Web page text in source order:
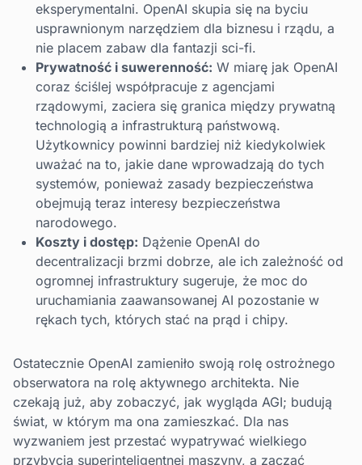
eksperymentalni. OpenAI skupia się na byciu
usprawnionym narzędziem dla biznesu i rządu, a
nie placem zabaw dla fantazji sci-fi.
Prywatność i suwerenność: W miarę jak OpenAI
coraz ściślej współpracuje z agencjami
rządowymi, zaciera się granica między prywatną
technologią a infrastrukturą państwową.
Użytkownicy powinni bardziej niż kiedykolwiek
uważać na to, jakie dane wprowadzają do tych
systemów, ponieważ zasady bezpieczeństwa
obejmują teraz interesy bezpieczeństwa
narodowego.
Koszty i dostęp: Dążenie OpenAI do
decentralizacji brzmi dobrze, ale ich zależność od
ogromnej infrastruktury sugeruje, że moc do
uruchamiania zaawansowanej AI pozostanie w
rękach tych, których stać na prąd i chipy.
Ostatecznie OpenAI zamieniło swoją rolę ostrożnego
obserwatora na rolę aktywnego architekta. Nie
czekają już, aby zobaczyć, jak wygląda AGI; budują
świat, w którym ma ona zamieszkać. Dla nas
wyzwaniem jest przestać wypatrywać wielkiego
przybycia superinteligentnej maszyny, a zacząć